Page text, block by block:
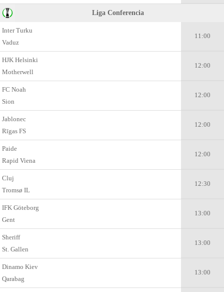
Liga Conferencia
Inter Turku
Vaduz
11:00
HJK Helsinki
Motherwell
12:00
FC Noah
Sion
12:00
Jablonec
Rīgas FS
12:00
Paide
Rapid Viena
12:00
Cluj
Tromsø IL
12:30
IFK Göteborg
Gent
13:00
Sheriff
St. Gallen
13:00
Dinamo Kiev
Qarabag
13:00